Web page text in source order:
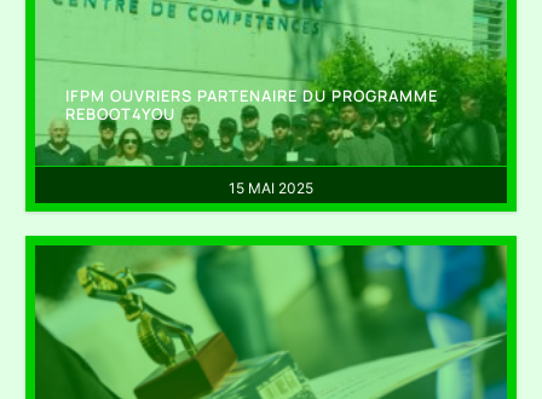
15 MAI 2025
IFPM OUVRIERS PARTENAIRE DU PROGRAMME
REBOOT4YOU